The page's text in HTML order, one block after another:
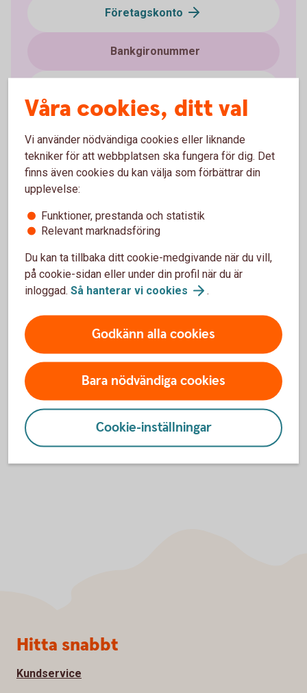
Företagskonto
Bankgironummer
Valutakonto
godkänna cookies för Funktioner, prestanda
och statistik.
Inställningar för cookies
Våra cookies, ditt val
Vi använder nödvändiga cookies eller liknande
tekniker för att webbplatsen ska fungera för dig. Det
finns även cookies du kan välja som förbättrar din
upplevelse:
Funktioner, prestanda och statistik
Relevant marknadsföring
Du kan ta tillbaka ditt cookie-medgivande när du vill,
på cookie-sidan eller under din profil när du är
inloggad. Så hanterar vi cookies .
Godkänn alla cookies
Bara nödvändiga cookies
Cookie-inställningar
Sidfot
Hitta snabbt
Kundservice